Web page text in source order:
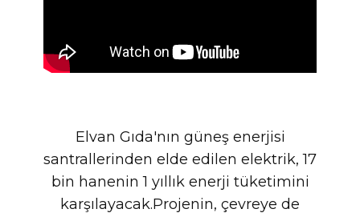
Elvan Gıda'nın güneş enerjisi
santrallerinden elde edilen elektrik, 17
bin hanenin 1 yıllık enerji tüketimini
karşılayacak.Projenin, çevreye de